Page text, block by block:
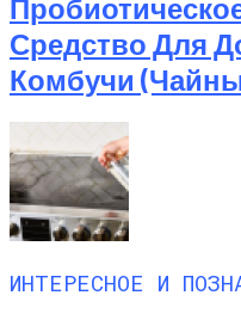
Средство Для
Комбучи
ИНТЕРЕСНОЕ И